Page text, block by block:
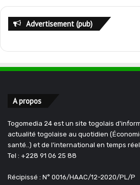
Advertisement (pub)
A propos
Togomedia 24 est un site togolais
actualité togolaise au quotidien
santé..) et de l'international en temps
Tel : +228 91 06 25 88
Récipissé : N° 0016/HAAC/12-2020/PL/P